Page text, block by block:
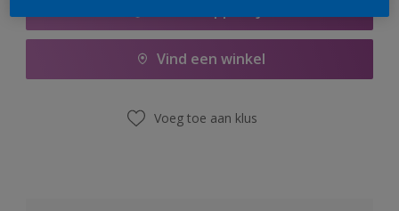
Vind een winkel
Voeg toe aan klus